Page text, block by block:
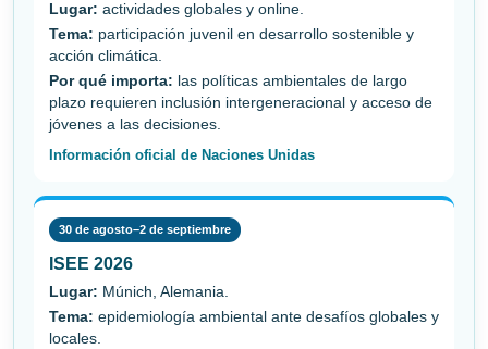
Lugar: actividades globales y online.
Tema: participación juvenil en desarrollo sostenible y
acción climática.
Por qué importa: las políticas ambientales de largo
plazo requieren inclusión intergeneracional y acceso de
jóvenes a las decisiones.
Información oficial de Naciones Unidas
30 de agosto–2 de septiembre
ISEE 2026
Lugar: Múnich, Alemania.
Tema: epidemiología ambiental ante desafíos globales y
locales.